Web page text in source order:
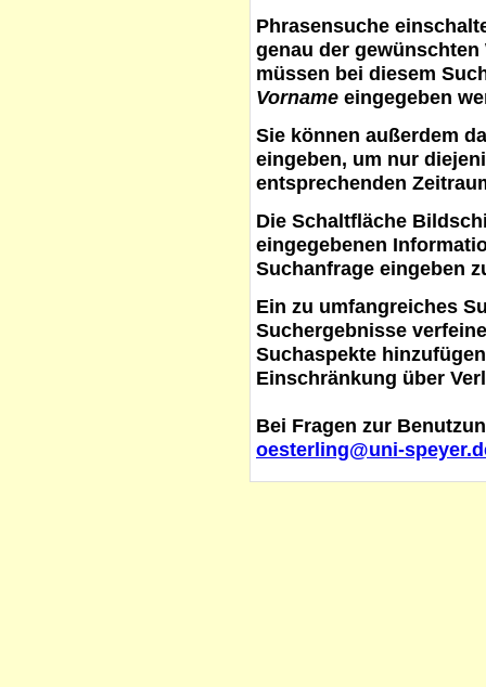
Phrasensuche
genau der
müssen bei diesem
Vorname eingegeben
Sie können außerdem
eingeben, um nur
entsprechenden
Die Schaltfläche
eingegebenen
Suchanfrage eingeben
Ein zu umfangreiches
Suchergebnisse
Suchaspekte
Einschränkung über
Bei Fragen zur
oesterling@uni-